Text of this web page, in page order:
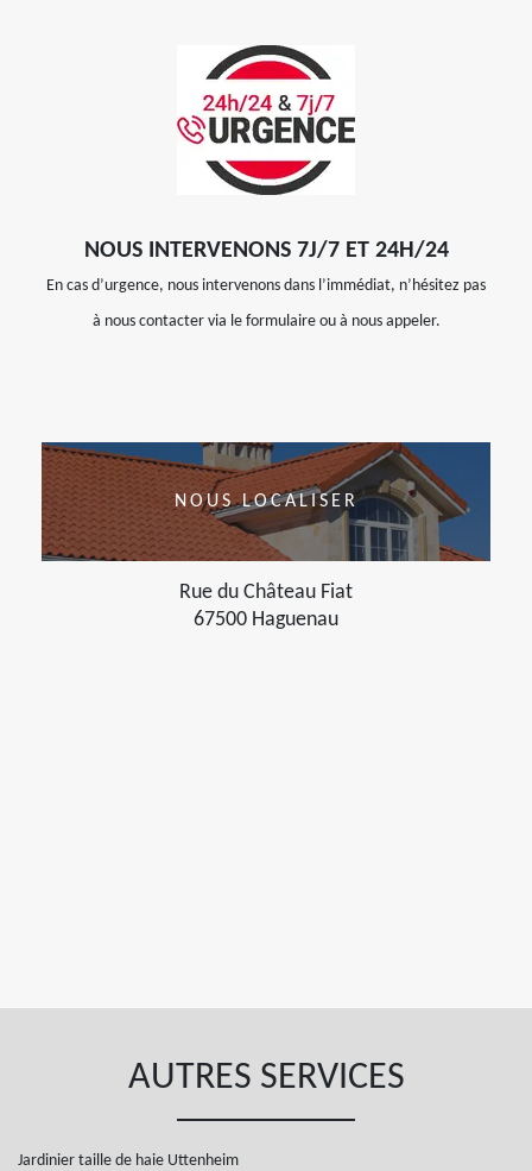
NOUS INTERVENONS 7J/7 ET 24H/24
En cas d’urgence, nous intervenons dans l’immédiat, n’hésitez pas
à nous contacter via le formulaire ou à nous appeler.
NOUS LOCALISER
Rue du Château Fiat
67500 Haguenau
AUTRES SERVICES
Jardinier taille de haie Uttenheim